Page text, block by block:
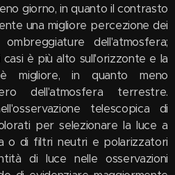
giorno, in quanto il contrasto
una migliore percezione dei
dell'atmosfera;
è più alto sull'orizzonte e la
è migliore, in quanto meno
dell'atmosfera terrestre.
telescopica di
per selezionare la luce a
o di filtri neutri e polarizzatori
di luce nelle osservazioni